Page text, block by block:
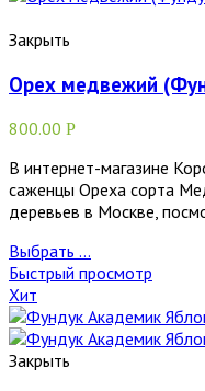
Закрыть
Орех медвежий
800.00 Р
В интернет-магазине
саженцы Ореха сорта
деревьев в Москве,
Выбрать ...
Быстрый просмотр
Хит
Закрыть